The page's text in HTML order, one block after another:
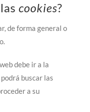
cookies?
de forma general o
debe ir a la
buscar las
a su